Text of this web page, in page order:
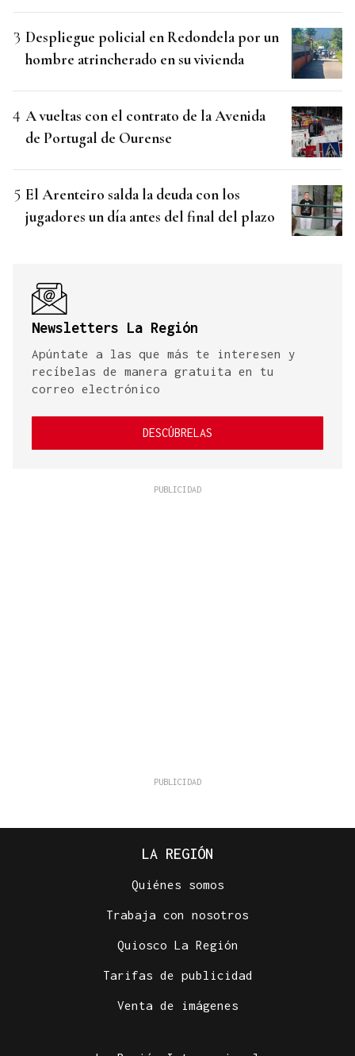
Despliegue policial en Redondela por un
hombre atrincherado en su vivienda
A vueltas con el contrato de la Avenida
de Portugal de Ourense
El Arenteiro salda la deuda con los
jugadores un día antes del final del plazo
Newsletters La Región
Apúntate a las que más te interesen y
recíbelas de manera gratuita en tu
correo electrónico
DESCÚBRELAS
LA REGIÓN
Quiénes somos
Trabaja con nosotros
Quiosco La Región
Tarifas de publicidad
Venta de imágenes